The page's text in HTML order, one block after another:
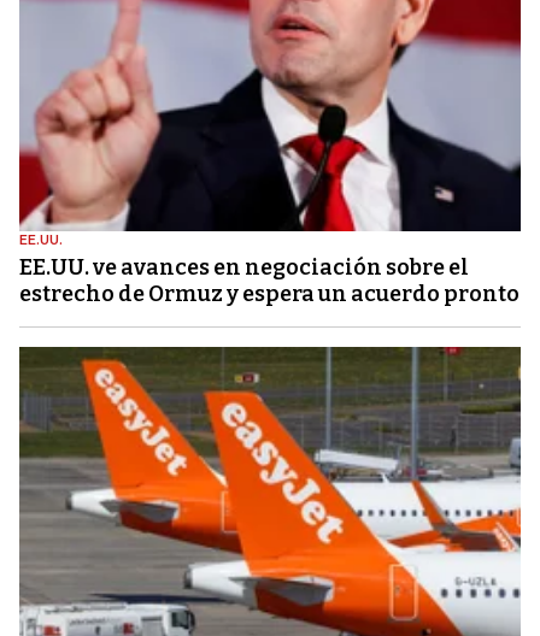
EE.UU.
EE.UU. ve avances en negociación sobre el
estrecho de Ormuz y espera un acuerdo pronto